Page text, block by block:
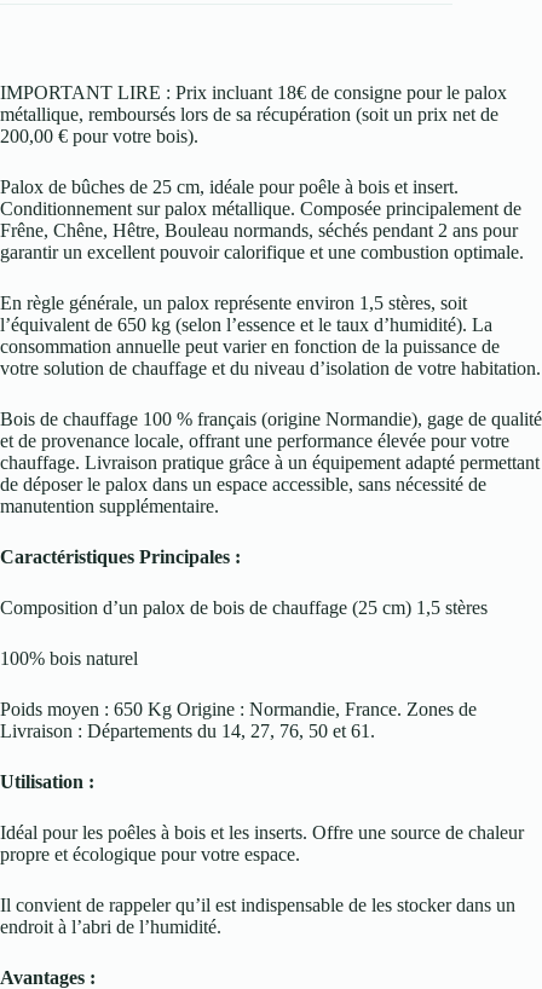
IMPORTANT LIRE : Prix incluant 18€ de consigne pour le palox
métallique, remboursés lors de sa récupération (soit un prix net de
200,00 € pour votre bois).
Palox de bûches de 25 cm, idéale pour poêle à bois et insert.
Conditionnement sur palox métallique. Composée principalement de
Frêne, Chêne, Hêtre, Bouleau normands, séchés pendant 2 ans pour
garantir un excellent pouvoir calorifique et une combustion optimale.
En règle générale, un palox représente environ 1,5 stères, soit
l’équivalent de 650 kg (selon l’essence et le taux d’humidité). La
consommation annuelle peut varier en fonction de la puissance de
votre solution de chauffage et du niveau d’isolation de votre habitation.
Bois de chauffage 100 % français (origine Normandie), gage de qualité
et de provenance locale, offrant une performance élevée pour votre
chauffage. Livraison pratique grâce à un équipement adapté permettant
de déposer le palox dans un espace accessible, sans nécessité de
manutention supplémentaire.
Caractéristiques Principales :
Composition d’un palox de bois de chauffage (25 cm) 1,5 stères
100% bois naturel
Poids moyen : 650 Kg Origine : Normandie, France. Zones de
Livraison : Départements du 14, 27, 76, 50 et 61.
Utilisation :
Idéal pour les poêles à bois et les inserts. Offre une source de chaleur
propre et écologique pour votre espace.
Il convient de rappeler qu’il est indispensable de les stocker dans un
endroit à l’abri de l’humidité.
Avantages :